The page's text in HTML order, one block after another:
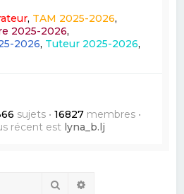
, TAM 2025-2026,
2025-2026,
2026, Tuteur 2025-2026,
sujets •16827 membres •
récent est lyna_b.lj
Rechercher